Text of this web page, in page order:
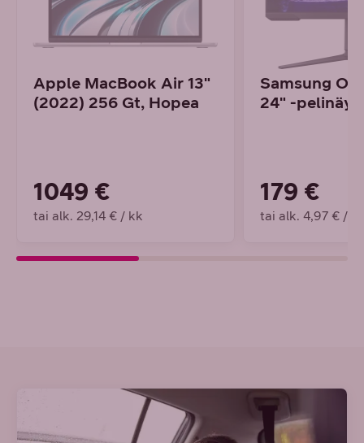
Apple MacBook Air 13"
(2022) 256 Gt, Hopea
1049 €
tai alk. 29,14 € / kk
Samsung
24" -
179 €
tai alk. 4,97 € /